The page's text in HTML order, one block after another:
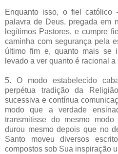
Enquanto isso, o fiel
palavra de Deus, pregada em
legítimos Pastores, e cumpre
caminha com segurança pela
último fim e, quanto mais se
levado a ver quanto é racional a
5. O modo estabelecido
perpétua tradição da
sucessiva e contínua
modo que a verdade
transmitisse do mesmo
durou mesmo depois que no
Santo moveu diversos
compostos sob Sua inspiração